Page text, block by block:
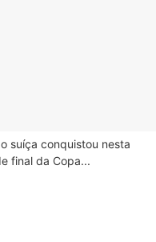
suíça conquistou nesta
final da Copa...